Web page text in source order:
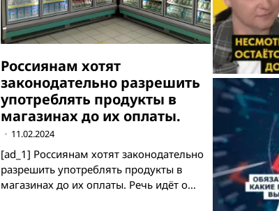
Россиянам хотят
законодательно разрешить
употреблять продукты в
магазинах до их оплаты.
11.02.2024
[ad_1] Россиянам хотят законодательно
разрешить употреблять продукты в
магазинах до их оплаты. Речь идёт о…